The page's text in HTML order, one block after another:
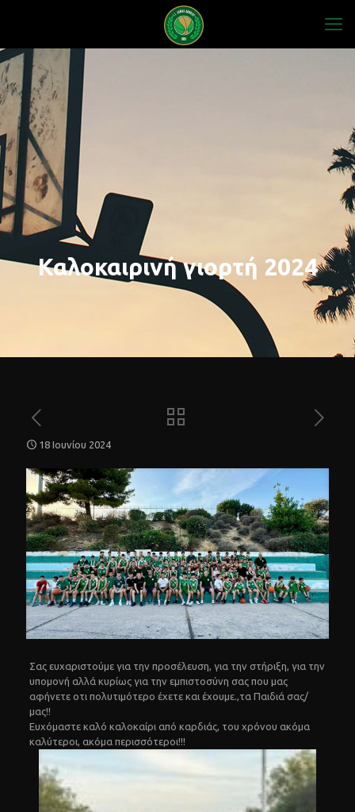
Καλοκαιρινή γιορτή 2024
18 Ιουνίου 2024
Σας ευχαριστούμε για την προσέλευση, για την στήριξη, για την
υπομονή αλλά κυρίως για την εμπιστοσύνη σας που μας
αφήνετε οτι πολυτιμότερο έχετε και έχουμε.,τα Παιδιά σας/
μας!!
Ευχόμαστε καλό καλοκαίρι από καρδιάς, του χρόνου ακόμα
καλύτεροι, ακόμα περισσότεροι!!!